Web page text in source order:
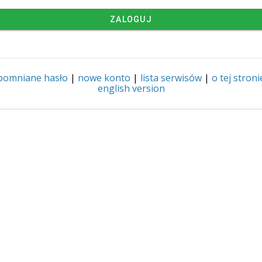
ZALOGUJ
hasło | nowe konto | lista serwisów | o tej
english version